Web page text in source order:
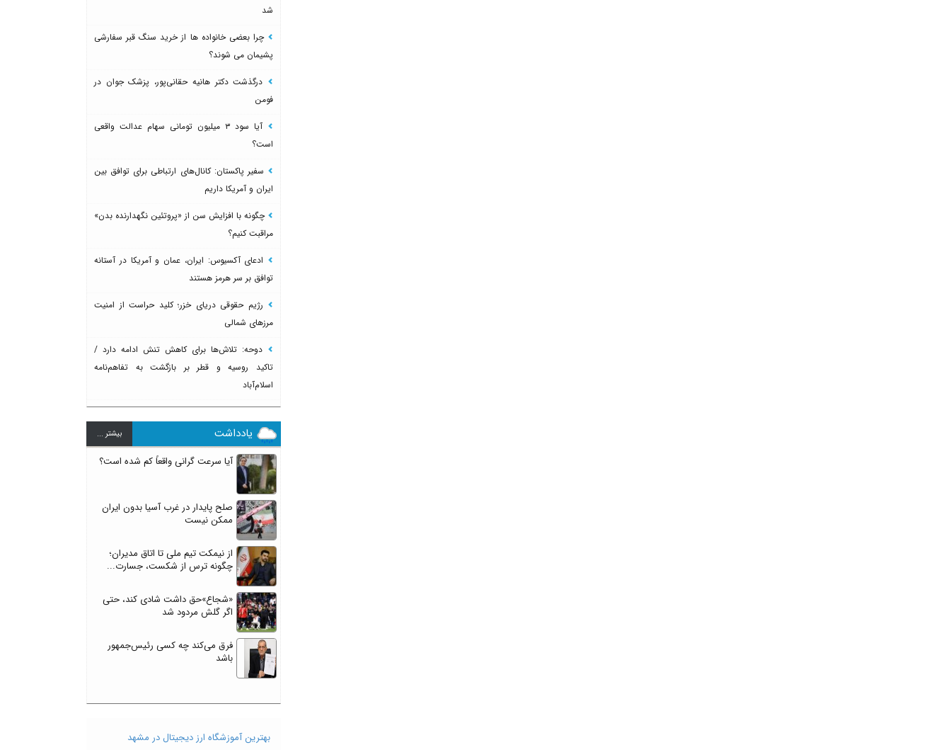
شد
چرا بعضی خانواده ها از خرید سنگ قبر سفارشی
پشیمان می شوند؟
درگذشت دکتر هانیه حقانی‌پور، پزشک جوان در
فومن
آیا سود ۳ میلیون تومانی سهام عدالت واقعی
است؟
سفیر پاکستان: کانال‌های ارتباطی برای توافق بین
ایران و آمریکا داریم
چگونه با افزایش سن از «پروتئین نگهدارنده بدن»
مراقبت کنیم؟
ادعای آکسیوس: ایران، عمان و آمریکا در آستانه
توافق بر سر هرمز هستند
رژیم حقوقی دریای خزر؛ کلید حراست از امنیت
مرزهای شمالی
دوحه: تلاش‌ها برای کاهش تنش ادامه دارد /
تاکید روسیه و قطر بر بازگشت به تفاهم‌نامه
اسلام‌آباد
یادداشت بيشتر ...
آیا سرعت گرانی واقعاً کم شده است؟
صلح پایدار در غرب آسیا بدون ایران
ممکن نیست
از نیمکت تیم ملی تا اتاق مدیران؛
چگونه ترس از شکست، جسارت...
«شجاع»حق داشت شادی کند، حتی
اگر گلش مردود شد
فرق می‌کند چه کسی رئیس‌جمهور
باشد
بهترین آموزشگاه ارز دیجیتال در مشهد